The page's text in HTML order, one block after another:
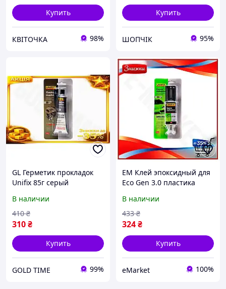
Купить
КВІТОЧКА 98%
Купить
ШОПЧІК 95%
GL Герметик прокладок
Unifix 85г серый
силикон для ремонта
прокладок резиновый
LO31\PR
В наличии
310₴
410 ₴
Купить
GOLD TIME 99%
EM Клей эпоксидный для
Eco Gen 3.0 пластика
шприц универсальный
клей для ремонта MAR_K
В наличии
324₴
433 ₴
Купить
eMarket 100%